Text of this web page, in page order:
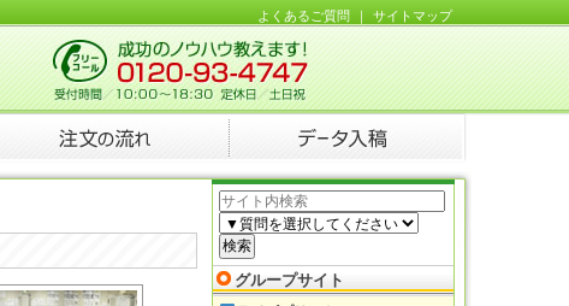
よくあるご質問 ｜ サイトマップ
グループサイト